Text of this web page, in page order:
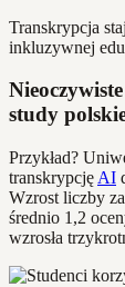
Transkrypcja
inkluzywnej
study
Przykład?
transkrypcję AI
Wzrost liczby
średnio 1,2
wzrosła